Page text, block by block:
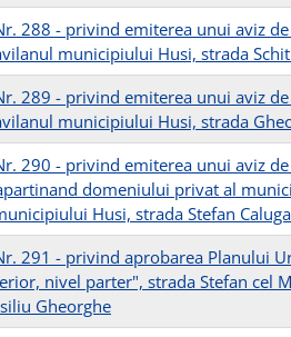
Nr. 288 - privind emiterea unui aviz
municipiului Husi, strada
Nr. 289 - privind emiterea unui aviz
municipiului Husi, strada
Nr. 290 - privind emiterea unui aviz
domeniului privat al
Husi, strada Stefan
Nr. 291 - privind aprobarea Planului
nivel parter", strada Stefan cel
Gheorghe